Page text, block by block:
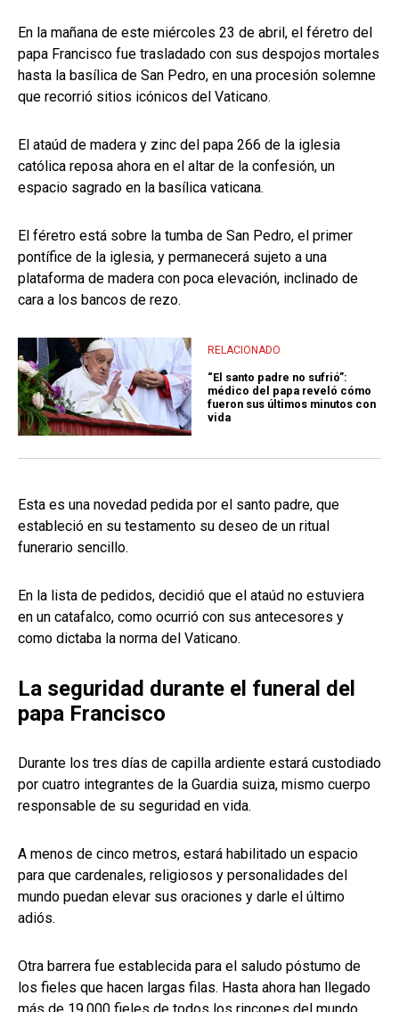
En la mañana de este miércoles 23 de abril, el féretro del
papa Francisco fue trasladado con sus despojos mortales
hasta la basílica de San Pedro, en una procesión solemne
que recorrió sitios icónicos del Vaticano.
El ataúd de madera y zinc del papa 266 de la iglesia
católica reposa ahora en el altar de la confesión, un
espacio sagrado en la basílica vaticana.
El féretro está sobre la tumba de San Pedro, el primer
pontífice de la iglesia, y permanecerá sujeto a una
plataforma de madera con poca elevación, inclinado de
cara a los bancos de rezo.
RELACIONADO
“El santo padre no sufrió”:
médico del papa reveló cómo
fueron sus últimos minutos con
vida
Esta es una novedad pedida por el santo padre, que
estableció en su testamento su deseo de un ritual
funerario sencillo.
En la lista de pedidos, decidió que el ataúd no estuviera
en un catafalco, como ocurrió con sus antecesores y
como dictaba la norma del Vaticano.
La seguridad durante el funeral del
papa Francisco
Durante los tres días de capilla ardiente estará custodiado
por cuatro integrantes de la Guardia suiza, mismo cuerpo
responsable de su seguridad en vida.
A menos de cinco metros, estará habilitado un espacio
para que cardenales, religiosos y personalidades del
mundo puedan elevar sus oraciones y darle el último
adiós.
Otra barrera fue establecida para el saludo póstumo de
los fieles que hacen largas filas. Hasta ahora han llegado